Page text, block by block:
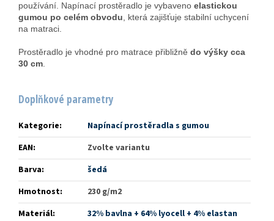
používání. Napínací prostěradlo je vybaveno elastickou
gumou po celém obvodu, která zajišťuje stabilní uchycení
na matraci.
Prostěradlo je vhodné pro matrace přibližně do výšky cca
30 cm.
Doplňkové parametry
Kategorie:
Napínací prostěradla s gumou
EAN:
Zvolte variantu
Barva:
šedá
Hmotnost:
230 g/m2
Materiál:
32% bavlna + 64% lyocell + 4% elastan